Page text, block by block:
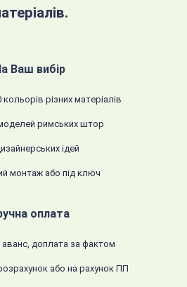
Ваш вибір
різних матеріалів
римських штор
ідей
монтаж або під ключ
оплата
аванс, доплата за фактом
або на рахунок ПП